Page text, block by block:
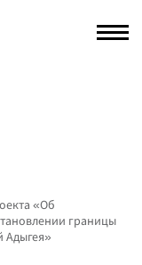
«Об
границы
Адыгея»